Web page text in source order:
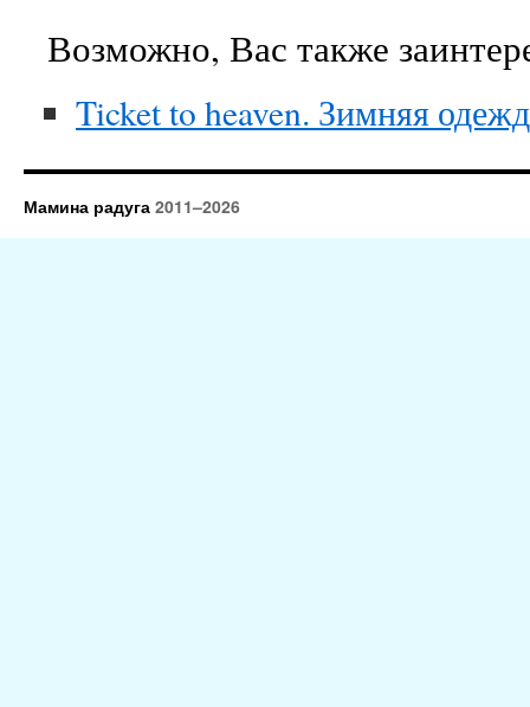
Возможно, Вас также
Ticket to heaven. Зимняя
Мамина радуга 2011–2026